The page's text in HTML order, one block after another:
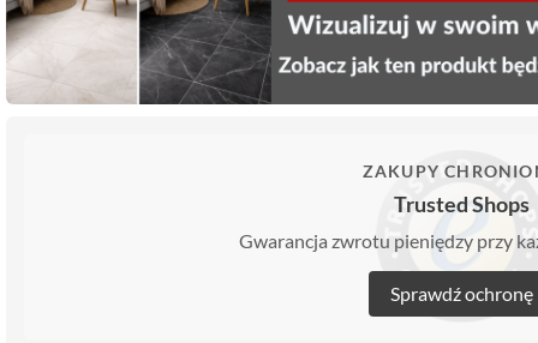
ZAKUPY
Trusted Shops
Gwarancja zwrotu pieniędzy przy
Sprawdź ochronę